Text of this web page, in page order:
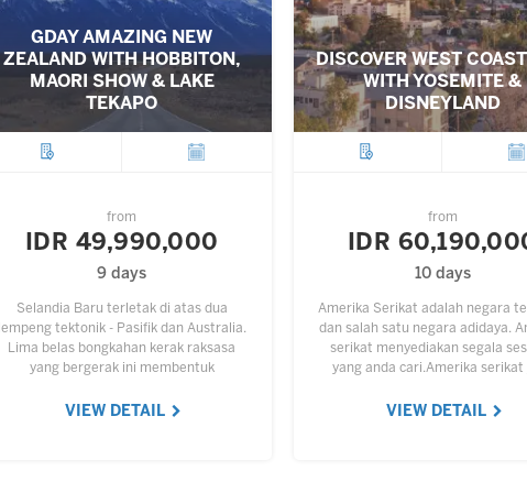
GDAY AMAZING NEW
ZEALAND WITH HOBBITON,
MAORI SHOW & LAKE
TEKAPO
from
IDR 49,990,000
9 days
Selandia Baru terletak di atas dua
lempeng tektonik - Pasifik dan Australia.
Lima belas bongkahan kerak raksasa
yang bergerak ini membentuk
Utara) dan sebagian South…
VIEW DETAIL
DISCOVER WEST
WITH YOSEMITE &
DISNEYLAND
from
IDR
10 days
Amerika Serikat adalah negara
dan salah satu negara adidaya.
serikat menyediakan segala
yang anda cari.Amerika serikat
indah untuk kita bisa jalan-
VIEW DETAIL